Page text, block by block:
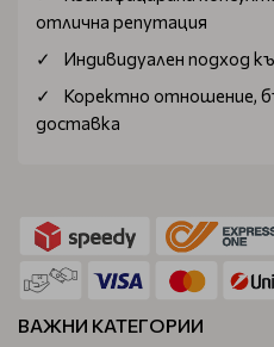
отлична репутация
Индивидуален подход
Коректно отношение,
доставка
ВАЖНИ КАТЕГОРИИ